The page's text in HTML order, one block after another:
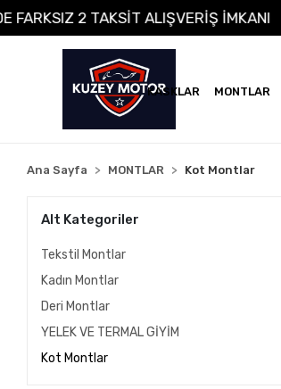
FARKSIZ 2 TAKSİT ALIŞVERİŞ İMKANI
KASKLAR MONTLAR
Ana Sayfa MONTLAR Kot Montlar
Alt Kategoriler
Tekstil Montlar
Kadın Montlar
Deri Montlar
YELEK VE TERMAL GİYİM
Kot Montlar